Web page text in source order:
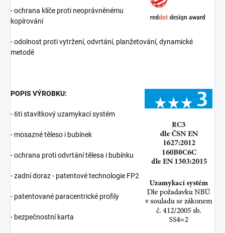
- ochrana klíče proti neoprávněnému
kopírování
- odolnost proti vytržení, odvrtání, planžetování, dynamické
metodě
POPIS VÝROBKU:
- 6ti stavítkový uzamykací systém
- mosazné těleso i bubínek
- ochrana proti odvrtání tělesa i bubínku
- zadní doraz - patentové technologie FP2
- patentované paracentrické profily
- bezpečnostní karta